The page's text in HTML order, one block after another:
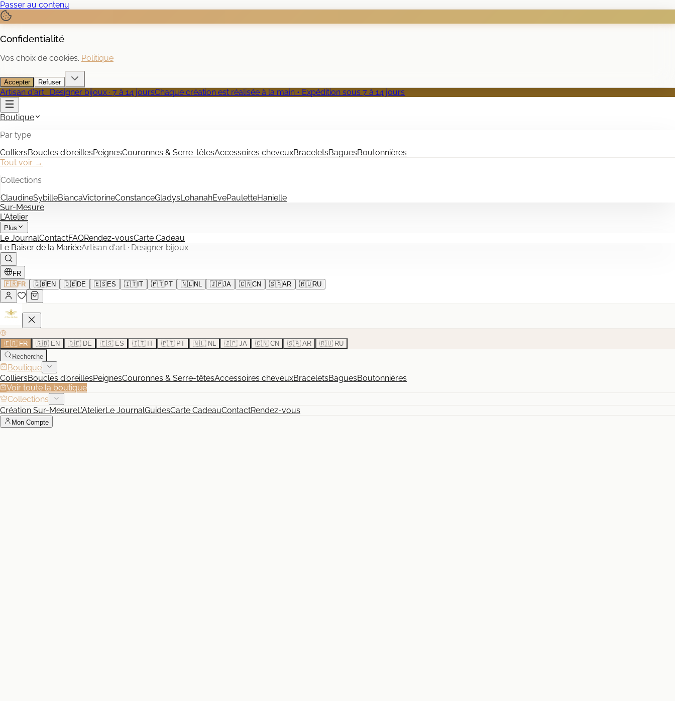
Passer au contenu
Confidentialité
Vos choix de cookies. Politique
Accepter Refuser
Artisan d'art · Designer bijoux · 7 à 14 joursChaque création est réalisée à la main • Expédition sous 7 à 14 jours
Boutique
Par type
ColliersBoucles d'oreillesPeignesCouronnes & Serre-têtesAccessoires cheveuxBraceletsBaguesBoutonnières
Tout voir →
Collections
ClaudineSybilleBiancaVictorineConstanceGladysLohanahEvePauletteHanielle
Sur-Mesure
L'Atelier
Plus
Le JournalContactFAQRendez-vousCarte Cadeau
Le Baiser de la MariéeArtisan d'art · Designer bijoux
FR
🇫🇷 FR 🇬🇧EN 🇩🇪DE 🇪🇸ES 🇮🇹IT 🇵🇹PT 🇳🇱NL 🇯🇵JA 🇨🇳CN 🇸🇦AR 🇷🇺RU
🇫🇷 FR 🇬🇧 EN 🇩🇪 DE 🇪🇸 ES 🇮🇹 IT 🇵🇹 PT 🇳🇱 NL 🇯🇵 JA 🇨🇳 CN 🇸🇦 AR
🇷🇺 RU
Recherche
Boutique
ColliersBoucles d'oreillesPeignesCouronnes & Serre-têtesAccessoires cheveuxBraceletsBaguesBoutonnières
Voir toute la boutique
Collections
Création Sur-MesureL'AtelierLe JournalGuidesCarte CadeauContactRendez-vous
Mon Compte